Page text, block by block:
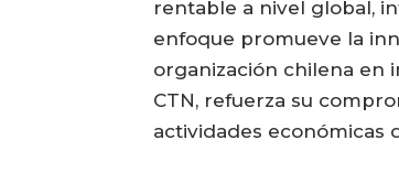
rentable a nivel global,
enfoque promueve la
organización chilena en
CTN, refuerza su
actividades económicas